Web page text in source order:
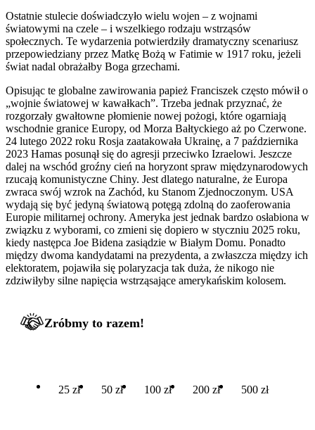
Ostatnie stulecie doświadczyło wielu wojen – z wojnami
światowymi na czele – i wszelkiego rodzaju wstrząsów
społecznych. Te wydarzenia potwierdziły dramatyczny scenariusz
przepowiedziany przez Matkę Bożą w Fatimie w 1917 roku, jeżeli
świat nadal obrażałby Boga grzechami.
Opisując te globalne zawirowania papież Franciszek często mówił o
„wojnie światowej w kawałkach”. Trzeba jednak przyznać, że
rozgorzały gwałtowne płomienie nowej pożogi, które ogarniają
wschodnie granice Europy, od Morza Bałtyckiego aż po Czerwone.
24 lutego 2022 roku Rosja zaatakowała Ukrainę, a 7 października
2023 Hamas posunął się do agresji przeciwko Izraelowi. Jeszcze
dalej na wschód groźny cień na horyzont spraw międzynarodowych
rzucają komunistyczne Chiny. Jest dlatego naturalne, że Europa
zwraca swój wzrok na Zachód, ku Stanom Zjednoczonym. USA
wydają się być jedyną światową potęgą zdolną do zaoferowania
Europie militarnej ochrony. Ameryka jest jednak bardzo osłabiona w
związku z wyborami, co zmieni się dopiero w styczniu 2025 roku,
kiedy następca Joe Bidena zasiądzie w Białym Domu. Ponadto
między dwoma kandydatami na prezydenta, a zwłaszcza między ich
elektoratem, pojawiła się polaryzacja tak duża, że nikogo nie
zdziwiłyby silne napięcia wstrząsające amerykańskim kolosem.
Zróbmy to razem!
25 zł 50 zł 100 zł 200 zł 500 zł